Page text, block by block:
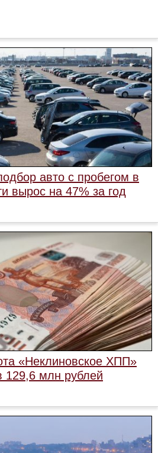
авто с пробегом в
вырос на 47% за год
«Неклиновское ХПП»
129,6 млн рублей